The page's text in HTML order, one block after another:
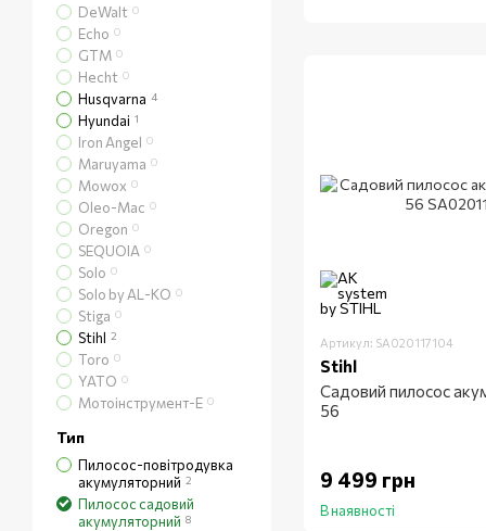
Артикул: SA020117104
Stihl
Садовий пилосос
56
9 499 грн
В наявності
DeWalt 0
Echo 0
GTM 0
Hecht 0
Husqvarna 4
Hyundai 1
Iron Angel 0
Maruyama 0
Mowox 0
Oleo-Mac 0
Oregon 0
SEQUOIA 0
Solo 0
Solo by AL-KO 0
Stiga 0
Stihl 2
Toro 0
YATO 0
Мотоінструмент-E 0
Тип
Пилосос-повітродувка
акумуляторний 2
Пилосос садовий
акумуляторний 8